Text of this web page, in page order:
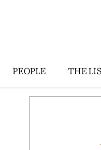
PEOPLE THE